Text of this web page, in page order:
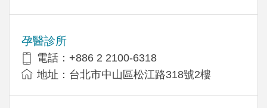
孕醫診所
電話：+886 2 2100-6318
地址：台北市中山區松江路318號2樓